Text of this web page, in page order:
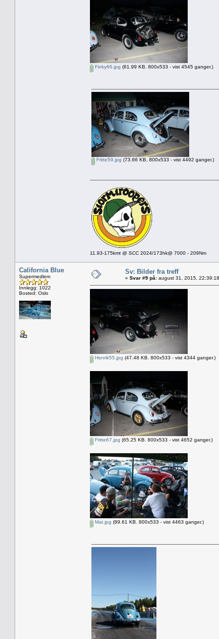
Finky66.jpg (61.99 KB. 800x533 - vist 4545 ganger.)
Fritte59.jpg (73.66 KB, 800x533 - vist 4492 ganger.)
11.93-175kmt @ SCC 2024/173hk@ 7000 - 209Nm
California Blue
Supermedlem
Innlegg: 1022
Bosted: Oslo
Sv: Bilder fra treff
« Svar #9 på: august 31, 2015,
Henrik55.jpg (47.48 KB. 800x533 - vist 4344 ganger.)
Fritte67.jpg (65.25 KB. 800x533 - vist 4652 ganger.)
Mat.jpg (89.61 KB. 800x533 - vist 4463 ganger.)